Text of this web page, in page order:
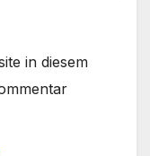
in diesem